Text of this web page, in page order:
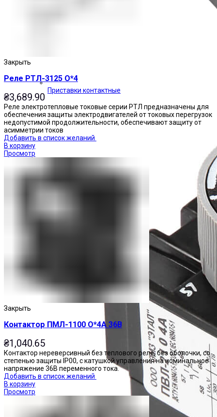
Приставки контактные
Закрыть
Реле РТЛ-3125 О*4
₴3,689.90
Реле электротепловые токовые серии РТЛ предназначены для
обеспечения защиты электродвигателей от токовых перегрузок
недопустимой продолжительности, обеспечивают защиту от
асимметрии токов
Добавить в список желаний
В корзину
Просмотр
Закрыть
Контактор ПМЛ-1100 О*4А 36В
₴1,040.65
Контактор нереверсивный без теплового реле, без оболочки, со
степенью защиты IP00, с катушкой управления на номинальное
напряжение 36В переменного тока.
Добавить в список желаний
В корзину
Просмотр